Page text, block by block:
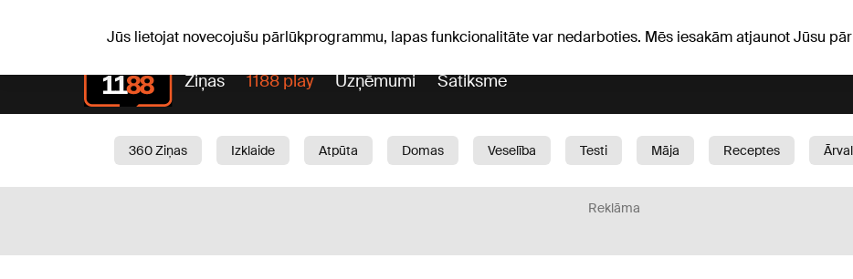
Jūs lietojat novecojušu pārlūkprogrammu, lapas funkcionalitāte var nedarboties. Mēs iesakām atjaunot Jūsu
Ziņas 1188 play Uzņēmumi Satiksme
360 Ziņas Izklaide Atpūta Domas Veselība Testi Māja Receptes
Reklāma